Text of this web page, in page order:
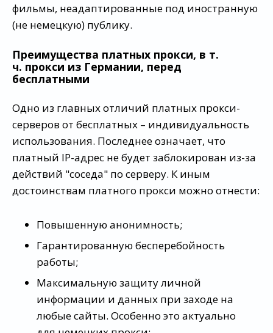
фильмы, неадаптированные под иностранную
(не немецкую) публику.
Преимущества платных прокси, в т.
ч. прокси из Германии, перед
бесплатными
Одно из главных отличий платных прокси-
серверов от бесплатных – индивидуальность
использования. Последнее означает, что
платный IP-адрес не будет заблокирован из-за
действий "соседа" по серверу. К иным
достоинствам платного прокси можно отнести:
Повышенную анонимность;
Гарантированную бесперебойность
работы;
Максимальную защиту личной
информации и данных при заходе на
любые сайты. Особенно это актуально